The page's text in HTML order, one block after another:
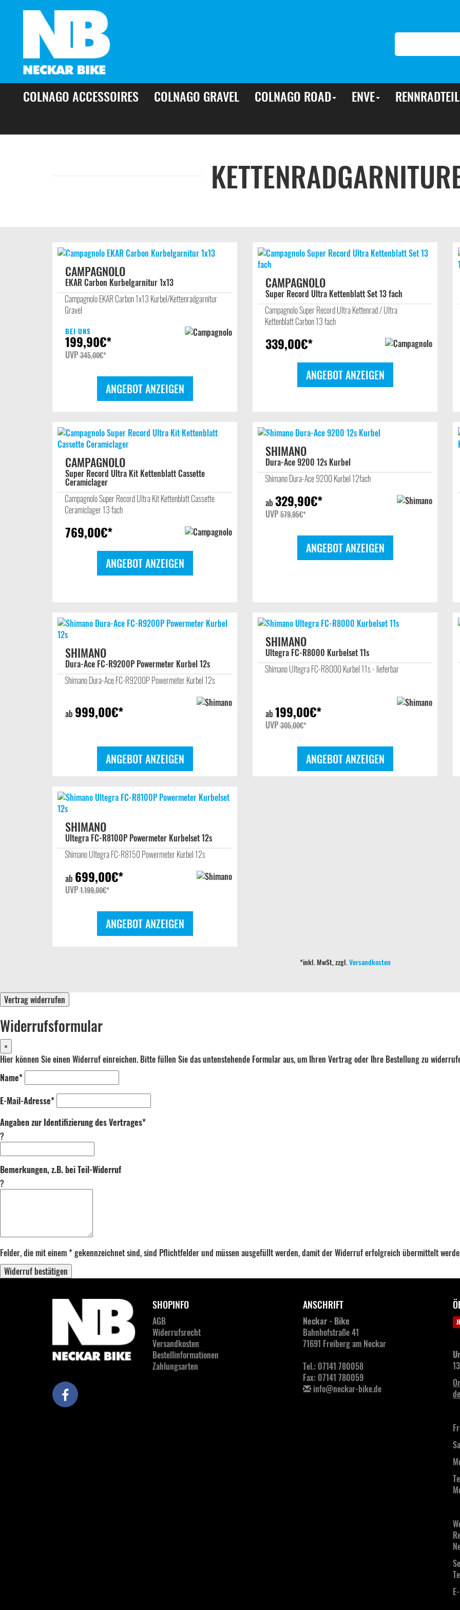
COLNAGO ACCESSOIRES COLNAGO GRAVEL COLNAGO ROAD ENVE
CAMPAGNOLO
EKAR Carbon Kurbelgarnitur 1x13
Campagnolo EKAR Carbon 1x13 Kurbel/Kettenradgarnitur
Gravel
BEI UNS
199,90€*
UVP345,00€*
ANGEBOT ANZEIGEN
CAMPAGNOLO
Super Record Ultra Kettenblatt Set 13 fach
Campagnolo Super Record Ultra Kettenrad / Ultra
Kettenblatt Carbon 13 fach
339,00€*
ANGEBOT ANZEIGEN
CAMPAGNOLO
Super Record Ultra Kit Kettenblatt Cassette
Ceramiclager
Campagnolo Super Record Ultra Kit Kettenblatt Cassette
Ceramiclager 13 fach
769,00€*
ANGEBOT ANZEIGEN
SHIMANO
Dura-Ace 9200 12s Kurbel
Shimano Dura-Ace 9200 Kurbel 12fach
ab 329,90€*
UVP579,95€*
ANGEBOT ANZEIGEN
SHIMANO
Dura-Ace FC-R9200P Powermeter Kurbel 12s
Shimano Dura-Ace FC-R9200P Powermeter Kurbel 12s
ab 999,00€*
ANGEBOT ANZEIGEN
SHIMANO
Ultegra FC-R8000 Kurbelset 11s
Shimano Ultegra FC-R8000 Kurbel 11s - lieferbar
ab 199,00€*
UVP305,00€*
ANGEBOT ANZEIGEN
SHIMANO
Ultegra FC-R8100P Powermeter Kurbelset 12s
Shimano Ultegra FC-R8150 Powermeter Kurbel 12s
ab 699,00€*
UVP1.199,00€*
ANGEBOT ANZEIGEN
*inkl. MwSt, zzgl.Versandkosten
Vertrag widerrufen
Widerrufsformular
×
Hier können Sie einen Widerruf einreichen. Bitte füllen Sie das untenstehende Formular aus, um Ihren Vertrag oder Ihre Bestellung zu
Name*
E-Mail-Adresse*
Angaben zur Identifizierung des Vertrages*
?
Bemerkungen, z.B. bei Teil-Widerruf
?
Felder, die mit einem * gekennzeichnet sind, sind Pflichtfelder und müssen ausgefüllt werden, damit der Widerruf erfolgreich übermittelt
Widerruf bestätigen
SHOPINFO
AGB
Widerrufsrecht
Versandkosten
Bestellinformationen
Zahlungsarten
ANSCHRIFT
Neckar - Bike
Bahnhofstraße 41
71691 Freiberg am Neckar
Tel.: 07141 780058
Fax: 07141 780059
info@neckar-bike.de